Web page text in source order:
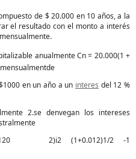
de $ 20.000 en 10 años, a la
el resultado con el monto a interés
anualmente Cn = 20.000(1 +
en un año a un interes del 12 %
2.se denvegan los intereses
2)i2 (1+0.012)1/2 -1